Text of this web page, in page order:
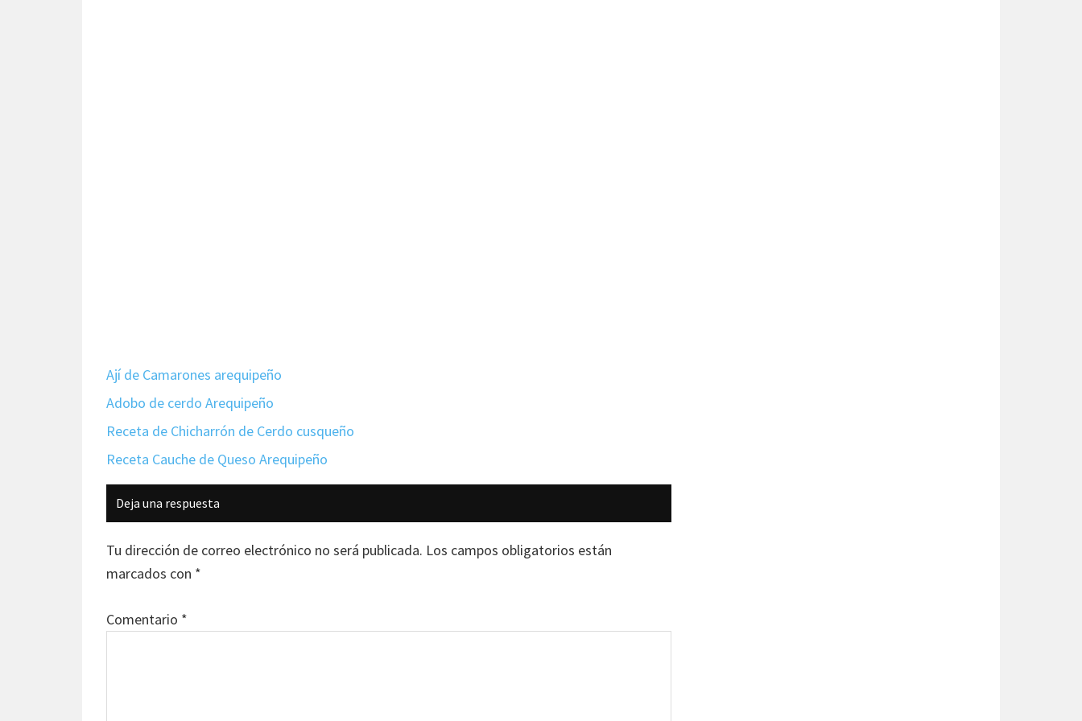
Ají de Camarones arequipeño
Adobo de cerdo Arequipeño
Receta de Chicharrón de Cerdo cusqueño
Receta Cauche de Queso Arequipeño
Interacciones
con
los
lectores
Deja una respuesta
Tu dirección de correo electrónico no será publicada. Los campos obligatorios están
marcados con *
Comentario *